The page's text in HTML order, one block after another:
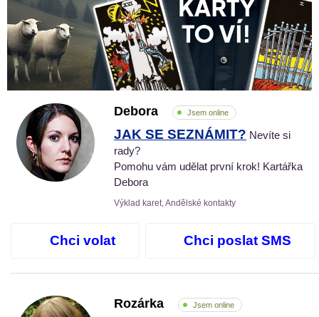
Debora Jsem online
JAK SE SEZNÁMIT? Nevíte si
rady?
Pomohu vám udělat první krok! Kartářka
Debora
Výklad karet, Andělské kontakty
Chci volat Chci poslat SMS
Rozárka Jsem online